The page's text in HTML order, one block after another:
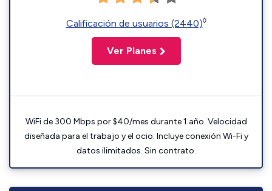
Calificación de usuarios (2440)◊
Ver Planes
WiFi de 300 Mbps por $40/mes durante 1 año. Velocidad
diseñada para el trabajo y el ocio. Incluye conexión Wi-Fi y
datos ilimitados. Sin contrato.